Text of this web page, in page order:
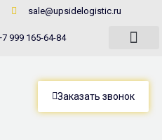
sale@upsidelogistic.ru
999 165-64-84
Заказать звонок